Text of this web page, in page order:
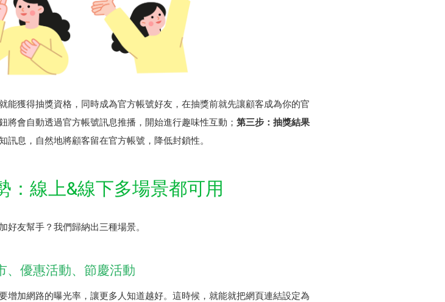
就能獲得抽獎資格，同時成為官方帳號好友，在抽獎前就先讓顧客成為你的官
將會自動透過官方帳號訊息推播，開始進行趣味性互動； 第三步：抽獎結果
訊息，自然地將顧客留在官方帳號，降低封鎖性。
：線上&線下多場景都可用
友幫手？我們歸納出三種場景。
、優惠活動、節慶活動
加網路的曝光率，讓更多人知道越好。這時候，就能就把網頁連結設定為